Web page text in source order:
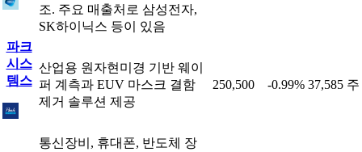
조. 주요 매출처로 삼성전자,
SK하이닉스 등이 있음
파크
시스
템스
산업용 원자현미경 기반 웨이
퍼 계측과 EUV 마스크 결함
제거 솔루션 제공
250,500 -0.99% 37,585 주
통신장비, 휴대폰, 반도체 장